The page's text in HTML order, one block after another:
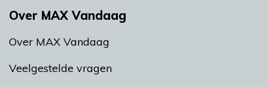
Over MAX Vandaag
Over MAX Vandaag
Veelgestelde vragen